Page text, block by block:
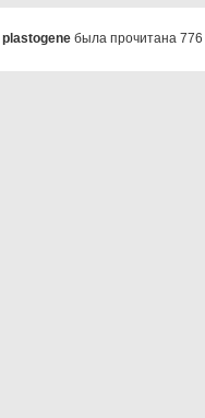
plastogene была прочитана 776